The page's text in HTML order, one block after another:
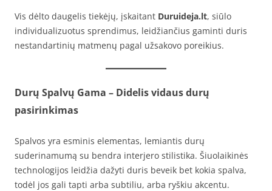
Vis dėlto daugelis tiekėjų, įskaitant Duruideja.lt, siūlo
individualizuotus sprendimus, leidžiančius gaminti duris
nestandartinių matmenų pagal užsakovo poreikius.
Durų Spalvų Gama – Didelis vidaus durų
pasirinkimas
Spalvos yra esminis elementas, lemiantis durų
suderinamumą su bendra interjero stilistika. Šiuolaikinės
technologijos leidžia dažyti duris beveik bet kokia spalva,
todėl jos gali tapti arba subtiliu, arba ryškiu akcentu.